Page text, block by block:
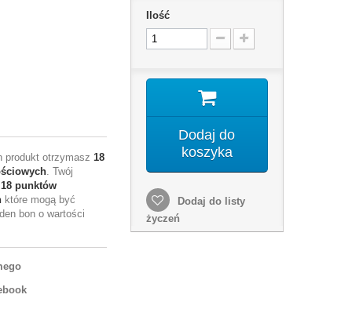
produkt otrzymasz 18
. Twój
18 punktów
które mogą być
bon o wartości
Ilość
Dodaj do
koszyka
Dodaj do listy
życzeń